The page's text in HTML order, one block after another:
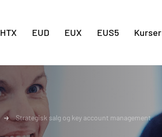
HTX EUD EUX EUS5 Kurser
Strategisk salg og key account management